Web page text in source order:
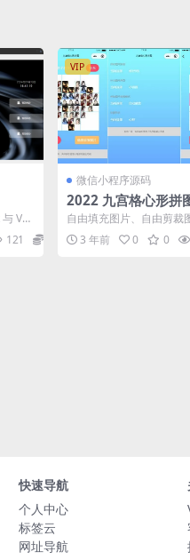
Vu
站
121
VIP
微信小程序源码
2022 九宫格心形拼
小程序源码 带流量主
自由填充图片、自由剪裁
等。并带有流量主广告位
要的可以下载看看。
3 年前 0 0
快速导航
个人中心
标签云
网址导航